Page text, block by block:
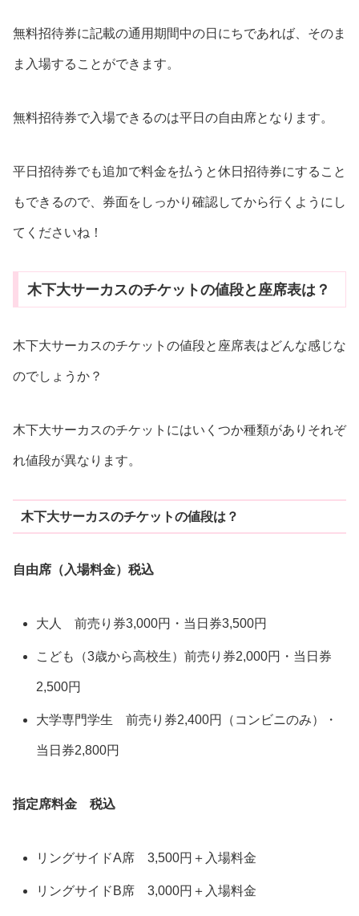
無料招待券に記載の通用期間中の日にちであれば、そのま
ま入場することができます。
無料招待券で入場できるのは平日の自由席となります。
平日招待券でも追加で料金を払うと休日招待券にすること
もできるので、券面をしっかり確認してから行くようにし
てくださいね！
木下大サーカスのチケットの値段と座席表は？
木下大サーカスのチケットの値段と座席表はどんな感じな
のでしょうか？
木下大サーカスのチケットにはいくつか種類がありそれぞ
れ値段が異なります。
木下大サーカスのチケットの値段は？
自由席（入場料金）税込
大人 前売り券3,000円・当日券3,500円
こども（3歳から高校生）前売り券2,000円・当日券
2,500円
大学専門学生 前売り券2,400円（コンビニのみ）・
当日券2,800円
指定席料金 税込
リングサイドA席 3,500円＋入場料金
リングサイドB席 3,000円＋入場料金